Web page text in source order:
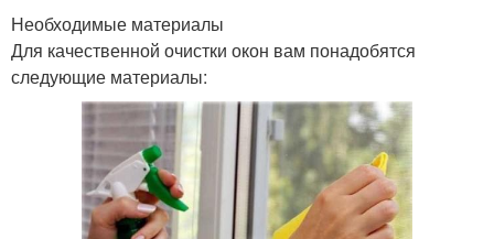
Необходимые материалы
Для качественной очистки окон вам понадобятся
следующие материалы: